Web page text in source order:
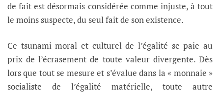
de fait est désormais considérée comme injuste, à tout
le moins suspecte, du seul fait de son existence.
Ce tsunami moral et culturel de l’égalité se paie au
prix de l’écrasement de toute valeur divergente. Dès
lors que tout se mesure et s’évalue dans la « monnaie »
socialiste de l’égalité matérielle, toute autre